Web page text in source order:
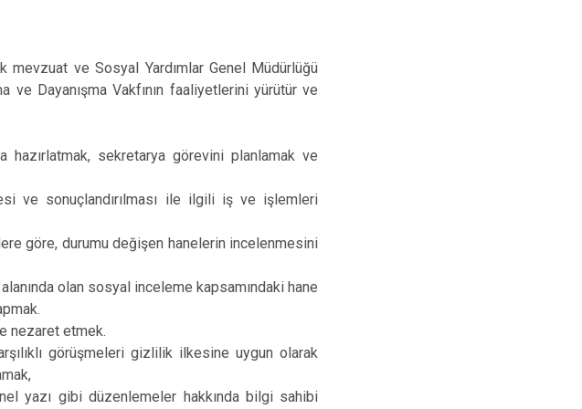
mevzuat ve Sosyal Yardımlar Genel Müdürlüğü
ve Dayanışma Vakfının faaliyetlerini yürütür ve
sekretarya görevini planlamak ve
ve sonuçlandırılması ile ilgili iş ve işlemleri
göre, durumu değişen hanelerin incelenmesini
olan sosyal inceleme kapsamındaki hane
nezaret etmek.
görüşmeleri gizlilik ilkesine uygun olarak
yazı gibi düzenlemeler hakkında bilgi sahibi